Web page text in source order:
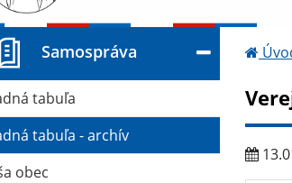
Samospráva
tabuľa
tabuľa - archív
obec